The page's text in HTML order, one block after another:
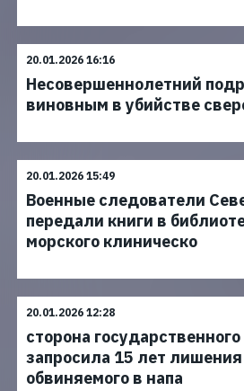
20.01.2026 16:16
Несовершеннолетний
виновным в убийстве
20.01.2026 15:49
Военные следователи
передали книги в
морского клиническо
20.01.2026 12:28
сторона
запросила 15 лет
обвиняемого в напа